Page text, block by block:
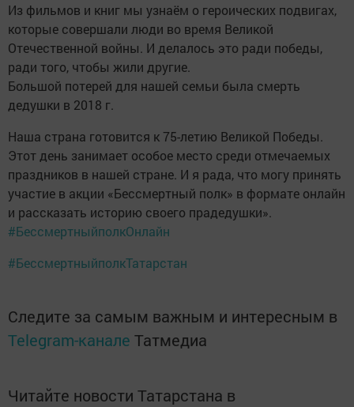
Из фильмов и книг мы узнаём о героических подвигах,
которые совершали люди во время Великой
Отечественной войны. И делалось это ради победы,
ради того, чтобы жили другие.
Большой потерей для нашей семьи была смерть
дедушки в 2018 г.
Наша страна готовится к 75-летию Великой Победы.
Этот день занимает особое место среди отмечаемых
праздников в нашей стране. И я рада, что могу принять
участие в акции «Бессмертный полк» в формате онлайн
и рассказать историю своего прадедушки».
#БессмертныйполкОнлайн
#БессмертныйполкТатарстан
Следите за самым важным и интересным в
Telegram-канале Татмедиа
Читайте новости Татарстана в